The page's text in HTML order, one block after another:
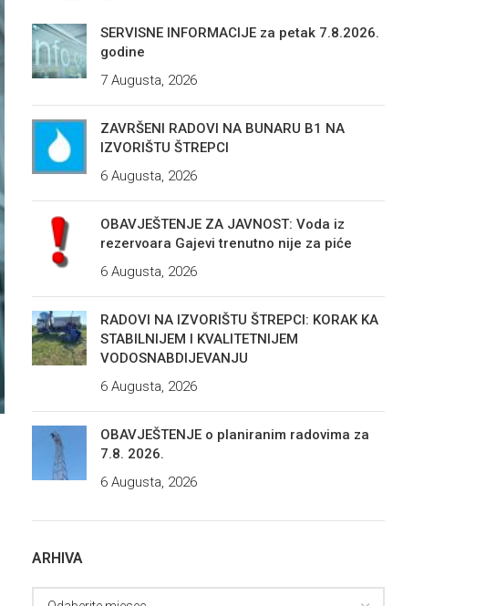
SERVISNE INFORMACIJE za petak 7.8.2026.
godine
7 Augusta, 2026
ZAVRŠENI RADOVI NA BUNARU B1 NA
IZVORIŠTU ŠTREPCI
6 Augusta, 2026
OBAVJEŠTENJE ZA JAVNOST: Voda iz
rezervoara Gajevi trenutno nije za piće
6 Augusta, 2026
RADOVI NA IZVORIŠTU ŠTREPCI: KORAK KA
STABILNIJEM I KVALITETNIJEM
VODOSNABDIJEVANJU
6 Augusta, 2026
OBAVJEŠTENJE o planiranim radovima za
7.8. 2026.
6 Augusta, 2026
ARHIVA